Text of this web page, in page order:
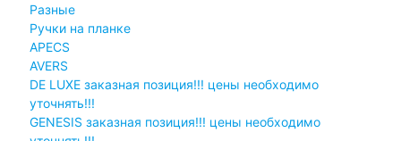
Разные
Ручки на планке
APECS
AVERS
DE LUXE заказная позиция!!! цены необходимо
уточнять!!!
GENESIS заказная позиция!!! цены необходимо